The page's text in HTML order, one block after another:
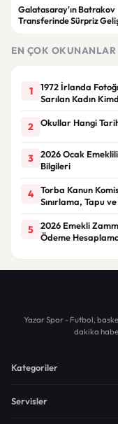
Galatasaray'ın Batrakov
Transferinde Sürpriz
EN ÇOK OKUNANLAR
1
1972 İrlanda
Sarılan Kadın
2 Okullar Hangi
3
2026 Ocak
Bilgileri
4
Torba Kanun
Sınırlama, Tapu
5
2026 Emekli
Ödeme
Yazar Spor - Futbol,
dakika
Kategoriler
Servisler